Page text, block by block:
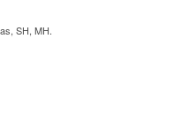
SH, MH.